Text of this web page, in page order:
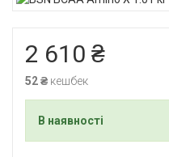
2 610 ₴
52 ₴ кешбек
В наявності